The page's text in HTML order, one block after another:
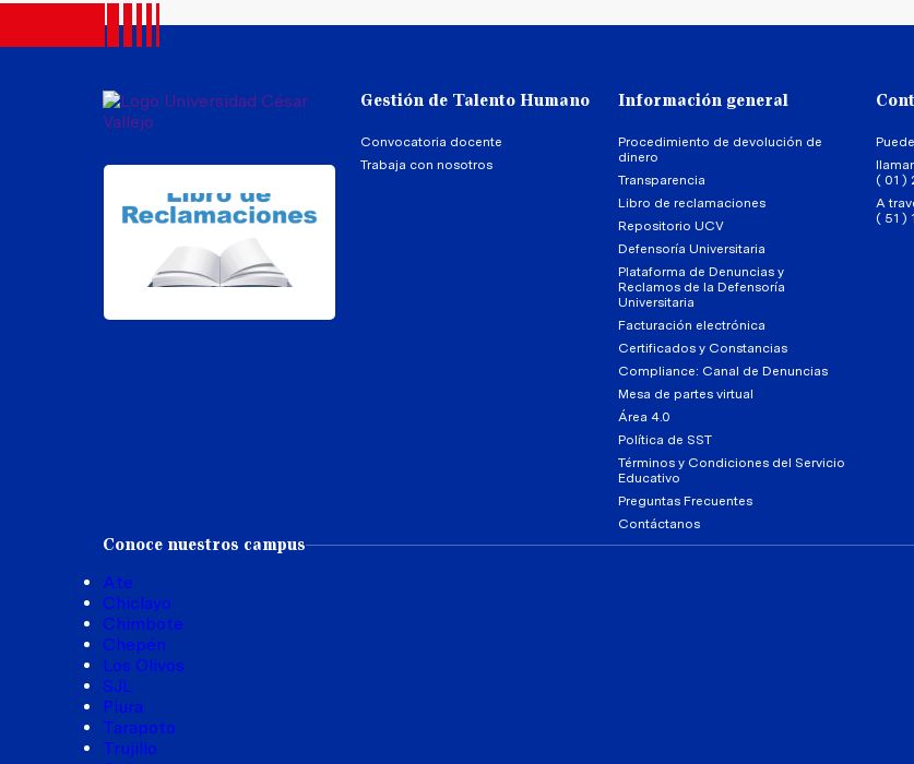
Gestión de Talento Humano
Convocatoria docente
Trabaja con nosotros
Información general
Procedimiento de devolución de
dinero
Transparencia
Libro de reclamaciones
Repositorio UCV
Defensoría Universitaria
Plataforma de Denuncias y
Reclamos de la Defensoría
Universitaria
Facturación electrónica
Certificados y Constancias
Compliance: Canal de Denuncias
Mesa de partes virtual
Área 4.0
Política de SST
Términos y Condiciones del Servicio
Educativo
Preguntas Frecuentes
Contáctanos
( 01 )
A
( 51 )
Conoce nuestros campus
Ate
Chiclayo
Chimbote
Chepén
Los Olivos
SJL
Piura
Tarapoto
Trujillo